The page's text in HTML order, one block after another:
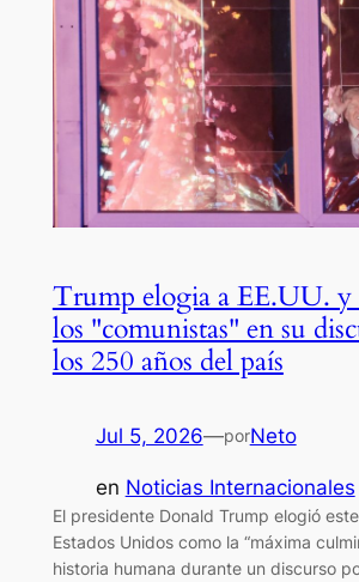
Trump elogia a EE.UU. y
los "comunistas" en su
los 250 años del país
Jul 5, 2026—porNeto
en Noticias Internacionales
El presidente Donald Trump elogió
Estados Unidos como la “máxima
historia humana durante un discurso